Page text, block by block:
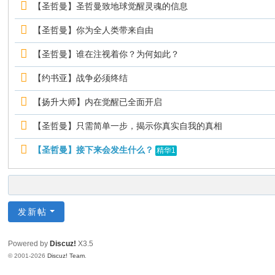
【圣哲曼】圣哲曼致地球觉醒灵魂的信息
【圣哲曼】你为全人类带来自由
【圣哲曼】谁在注视着你？为何如此？
【约书亚】战争必须终结
【扬升大师】内在觉醒已全面开启
【圣哲曼】只需简单一步，揭示你真实自我的真相
【圣哲曼】接下来会发生什么？ 精华1
发新帖
Powered by Discuz! X3.5
© 2001-2026Discuz! Team